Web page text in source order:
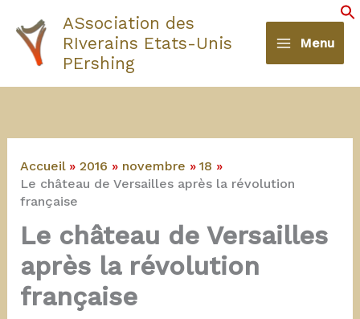
contenu
ASsociation des
RIverains Etats-Unis
PErshing
Menu
Accueil 2016 novembre
18
Le château de Versailles après la révolution
française
Le château de Versailles
après la révolution
française